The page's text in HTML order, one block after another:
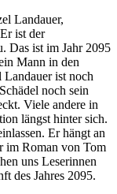
Landauer,
ist der
Das ist im Jahr 2095
Mann in den
Landauer ist noch
noch sein
Viele andere in
längst hinter sich.
Er hängt an
im Roman von Tom
uns Leserinnen
des Jahres 2095.